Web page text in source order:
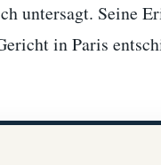
untersagt. Seine
in Paris